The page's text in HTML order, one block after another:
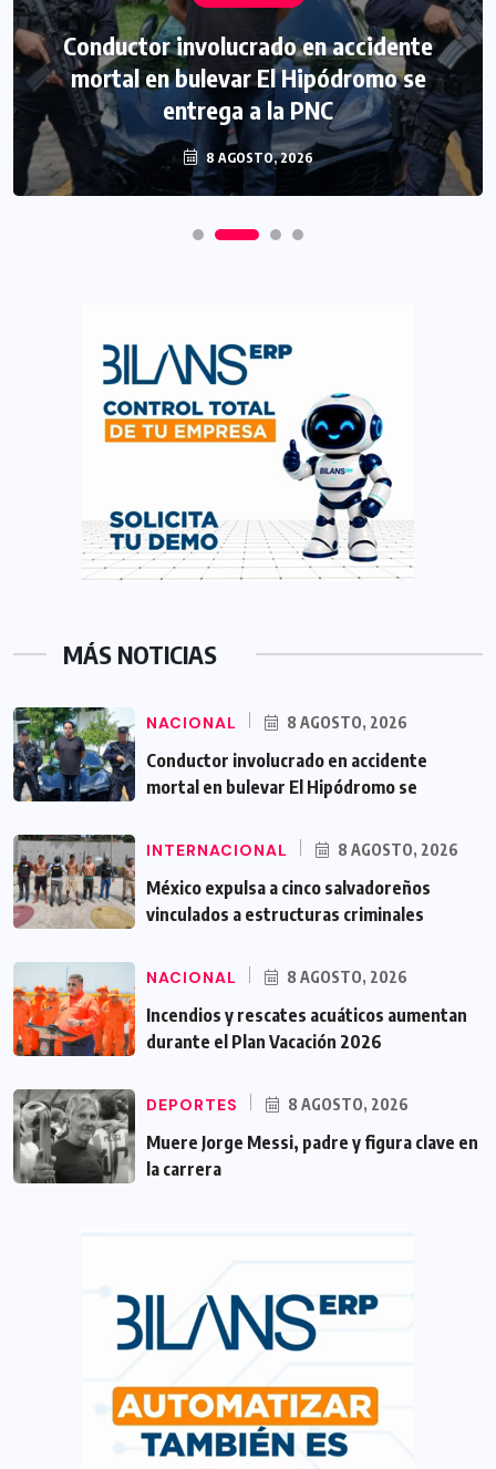
Conductor involucrado en accidente
mortal en bulevar El Hipódromo se
entrega a la PNC
8 AGOSTO, 2026
MÁS NOTICIAS
NACIONAL 8 AGOSTO, 2026
Conductor involucrado en accidente
mortal en bulevar El Hipódromo se
INTERNACIONAL 8 AGOSTO, 2026
México expulsa a cinco salvadoreños
vinculados a estructuras criminales
NACIONAL 8 AGOSTO, 2026
Incendios y rescates acuáticos aumentan
durante el Plan Vacación 2026
DEPORTES 8 AGOSTO, 2026
Muere Jorge Messi, padre y figura clave en
la carrera